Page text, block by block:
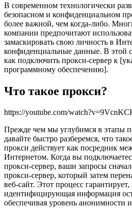
В современном технологически
безопасном и конфиденциальном
более важной, чем когда-либо.
компании предпочитают
замаскировать свою личность в
конфиденциальные данные. В этой
как подключить прокси-сервер к
программному обеспечению].
Что такое прокси?
https://youtube.com/
Прежде чем мы углубимся в этапы
давайте быстро разберемся, что
прокси действует как посредник
Интернетом. Когда вы
прокси-сервер, ваши запросы
прокси-сервер, который затем
веб-сайт. Этот процесс
идентифицирующая информация
обеспечивая уровень анонимности